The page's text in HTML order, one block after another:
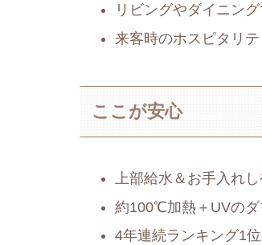
リビングやダイニン
来客時のホスピタリ
ここが安心
上部給水＆お手入れ
約100℃加熱＋UVの
4年連続ランキング1